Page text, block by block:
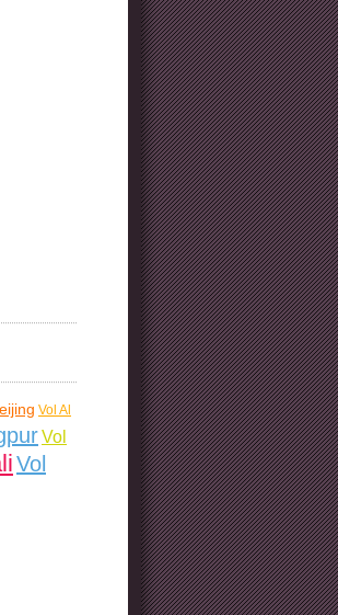
Vol Al
Vol
Vol